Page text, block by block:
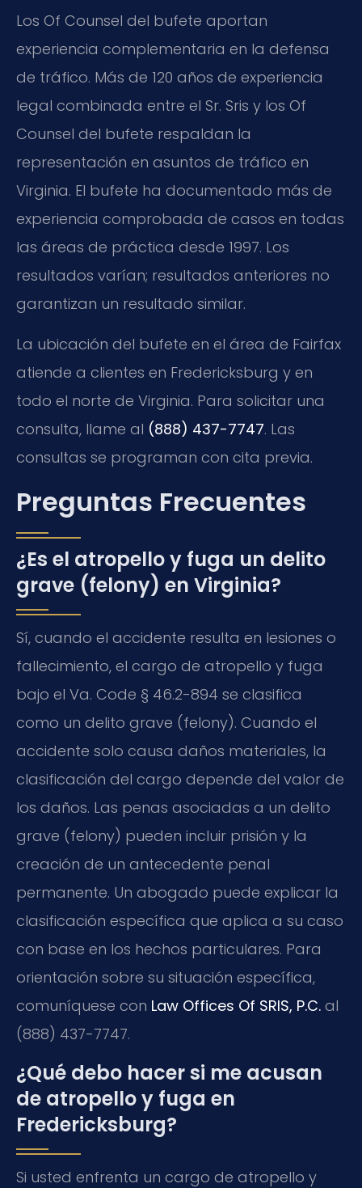
Los Of Counsel del bufete aportan
experiencia complementaria en la defensa
de tráfico. Más de 120 años de experiencia
legal combinada entre el Sr. Sris y los Of
Counsel del bufete respaldan la
representación en asuntos de tráfico en
Virginia. El bufete ha documentado más de
experiencia comprobada de casos en todas
las áreas de práctica desde 1997. Los
resultados varían; resultados anteriores no
garantizan un resultado similar.
La ubicación del bufete en el área de Fairfax
atiende a clientes en Fredericksburg y en
todo el norte de Virginia. Para solicitar una
consulta, llame al (888) 437-7747. Las
consultas se programan con cita previa.
Preguntas Frecuentes
¿Es el atropello y fuga un delito
grave (felony) en Virginia?
Sí, cuando el accidente resulta en lesiones o
fallecimiento, el cargo de atropello y fuga
bajo el Va. Code § 46.2-894 se clasifica
como un delito grave (felony). Cuando el
accidente solo causa daños materiales, la
clasificación del cargo depende del valor de
los daños. Las penas asociadas a un delito
grave (felony) pueden incluir prisión y la
creación de un antecedente penal
permanente. Un abogado puede explicar la
clasificación específica que aplica a su caso
con base en los hechos particulares. Para
orientación sobre su situación específica,
comuníquese con Law Offices Of SRIS, P.C. al
(888) 437-7747.
¿Qué debo hacer si me acusan
de atropello y fuga en
Fredericksburg?
Si usted enfrenta un cargo de atropello y